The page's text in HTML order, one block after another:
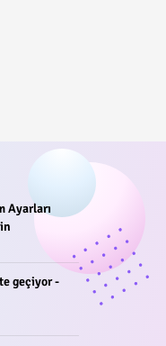
Ayarları
geçiyor -